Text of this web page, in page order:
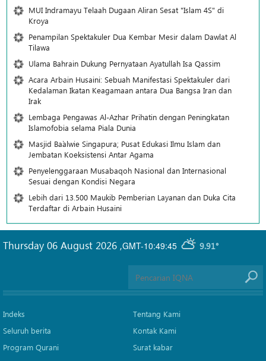
MUI Indramayu Telaah Dugaan Aliran Sesat "Islam 4S" di
Kroya
Penampilan Spektakuler Dua Kembar Mesir dalam Dawlat Al
Tilawa
Ulama Bahrain Dukung Pernyataan Ayatullah Isa Qassim
Acara Arbain Husaini: Sebuah Manifestasi Spektakuler dari
Kedalaman Ikatan Keagamaan antara Dua Bangsa Iran dan
Irak
Lembaga Pengawas Al-Azhar Prihatin dengan Peningkatan
Islamofobia selama Piala Dunia
Masjid Ba`alwie Singapura; Pusat Edukasi Ilmu Islam dan
Jembatan Koeksistensi Antar Agama
Penyelenggaraan Musabaqoh Nasional dan Internasional
Sesuai dengan Kondisi Negara
Lebih dari 13.500 Maukib Pemberian Layanan dan Duka Cita
Terdaftar di Arbain Husaini
GMT-10:49:45 9.91°
Thursday 06 August 2026 ,
Indeks
Seluruh berita
Program Qurani
Tentang Kami
Kontak Kami
Surat kabar